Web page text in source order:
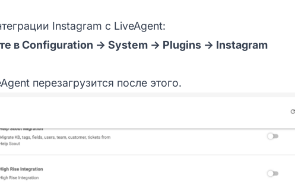
Instagram с LiveAgent:
в Configuration → System → Plugins → Instagram
перезагрузится после этого.